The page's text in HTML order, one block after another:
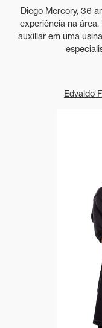
Diego Mercory, 36
experiência na
auxiliar em uma
Edvaldo